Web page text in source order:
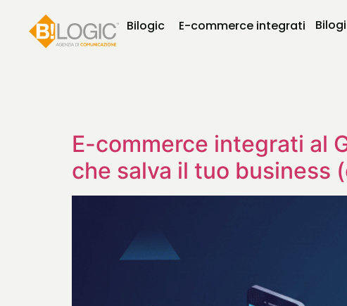
Bilogic E-commerce integrati
E-commerce integrati al
che salva il tuo business